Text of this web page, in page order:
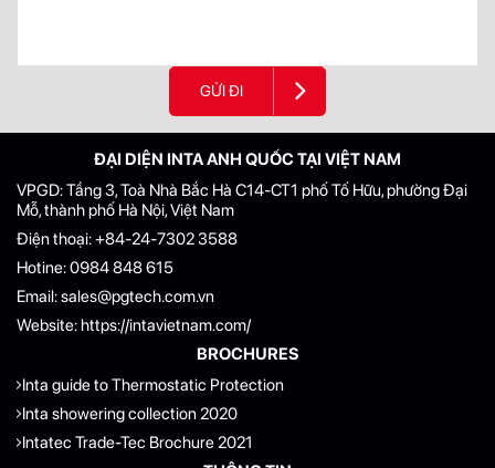
GỬI ĐI
ĐẠI DIỆN INTA ANH QUỐC TẠI VIỆT NAM
VPGD: Tầng 3, Toà Nhà Bắc Hà C14-CT1 phố Tố Hữu, phường Đại
Mỗ, thành phố Hà Nội, Việt Nam
Điện thoại:+84-24-7302 3588
Hotine:0984 848 615
Email:sales@pgtech.com.vn
Website:https://intavietnam.com/
BROCHURES
Inta guide to Thermostatic Protection
Inta showering collection 2020
Intatec Trade-Tec Brochure 2021